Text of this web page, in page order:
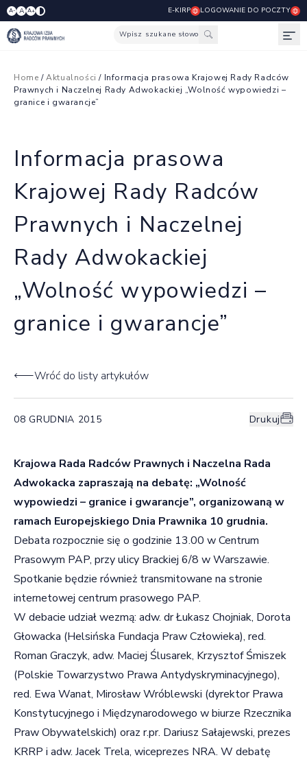
A- A A+ E-KIRP LOGOWANIE DO POCZTY
Wpisz szukane słowo
Home /Aktualności / Informacja prasowa Krajowej Rady Radców
Prawnych i Naczelnej Rady Adwokackiej „Wolność wypowiedzi –
granice i gwarancje”
Informacja prasowa
Krajowej Rady Radców
Prawnych i Naczelnej
Rady Adwokackiej
„Wolność wypowiedzi –
granice i gwarancje”
Wróć do listy artykułów
08 GRUDNIA 2015 Drukuj
Krajowa Rada Radców Prawnych i Naczelna Rada
Adwokacka zapraszają na debatę: „Wolność
wypowiedzi – granice i gwarancje”, organizowaną w
ramach Europejskiego Dnia Prawnika 10 grudnia.
Debata rozpocznie się o godzinie 13.00 w Centrum
Prasowym PAP, przy ulicy Brackiej 6/8 w Warszawie.
Spotkanie będzie również transmitowane na stronie
internetowej centrum prasowego PAP.
W debacie udział wezmą: adw. dr Łukasz Chojniak, Dorota
Głowacka (Helsińska Fundacja Praw Człowieka), red.
Roman Graczyk, adw. Maciej Ślusarek, Krzysztof Śmiszek
(Polskie Towarzystwo Prawa Antydyskryminacyjnego),
red. Ewa Wanat, Mirosław Wróblewski (dyrektor Prawa
Konstytucyjnego i Międzynarodowego w biurze Rzecznika
Praw Obywatelskich) oraz r.pr. Dariusz Sałajewski, prezes
KRRP i adw. Jacek Trela, wiceprezes NRA. W debatę